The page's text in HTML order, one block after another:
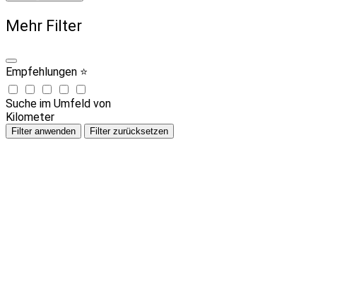
Mehr Filter
Empfehlungen ⭐
Suche im Umfeld von
Kilometer
Filter anwenden Filter zurücksetzen